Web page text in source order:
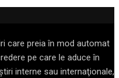
care preia în mod automat
pe care le aduce în
interne sau internaţionale,